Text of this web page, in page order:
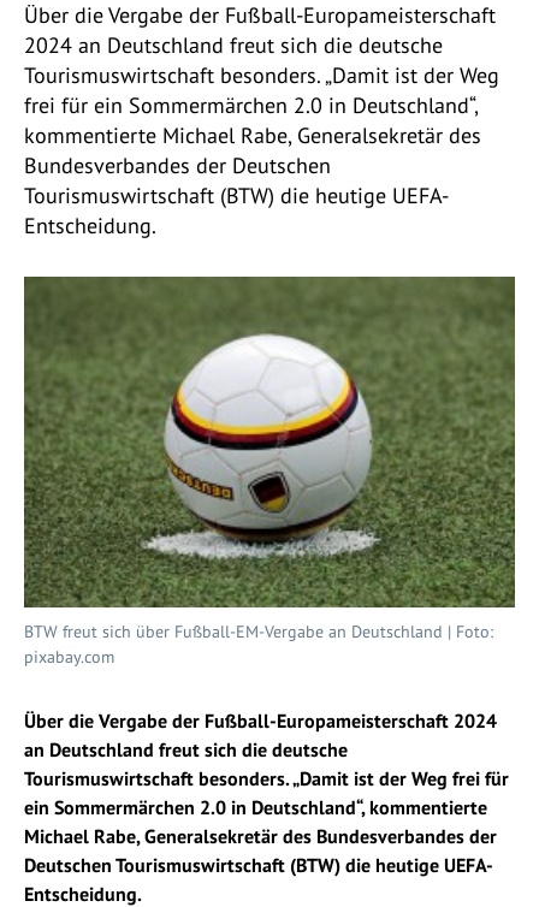
Über die Vergabe der Fußball-Europameisterschaft
2024 an Deutschland freut sich die deutsche
Tourismuswirtschaft besonders. „Damit ist der Weg
frei für ein Sommermärchen 2.0 in Deutschland“,
kommentierte Michael Rabe, Generalsekretär des
Bundesverbandes der Deutschen
Tourismuswirtschaft (BTW) die heutige UEFA-
Entscheidung.
BTW freut sich über Fußball-EM-Vergabe an Deutschland | Foto:
pixabay.com
Über die Vergabe der Fußball-Europameisterschaft 2024
an Deutschland freut sich die deutsche
Tourismuswirtschaft besonders. „Damit ist der Weg frei für
ein Sommermärchen 2.0 in Deutschland“, kommentierte
Michael Rabe, Generalsekretär des Bundesverbandes der
Deutschen Tourismuswirtschaft (BTW) die heutige UEFA-
Entscheidung.